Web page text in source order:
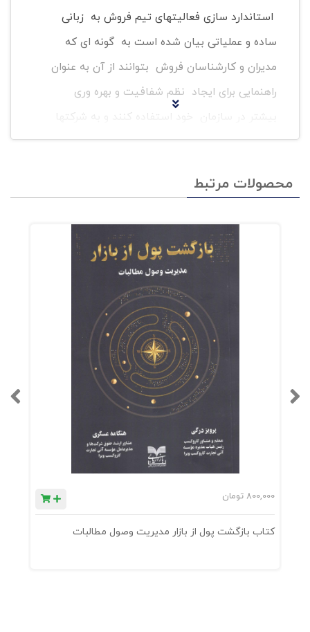
استاندارد سازی فعالیتهای تیم فروش به زبانی
ساده و عملیاتی بیان شده است به گونه ای که
مدیران و کارشناسان فروش بتوانند از آن به عنوان
راهنمایی برای ایجاد نظم شفافیت و بهره وری
بیشتر در سازمان خود استفاده کنند و به شرکتها
کمک می کند سیستم فروش خود را حرفه ای تر
محصولات مرتبط
800,000 تومان
کتاب بازگشت پول از بازار مدیریت وصول مطالبات